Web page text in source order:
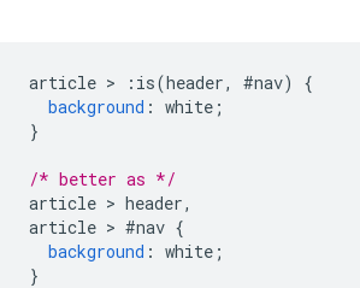
article > : is(header, #nav)
{
background : white ;
}
/* better as */
article > header,
article > #nav {
background : white ;
}